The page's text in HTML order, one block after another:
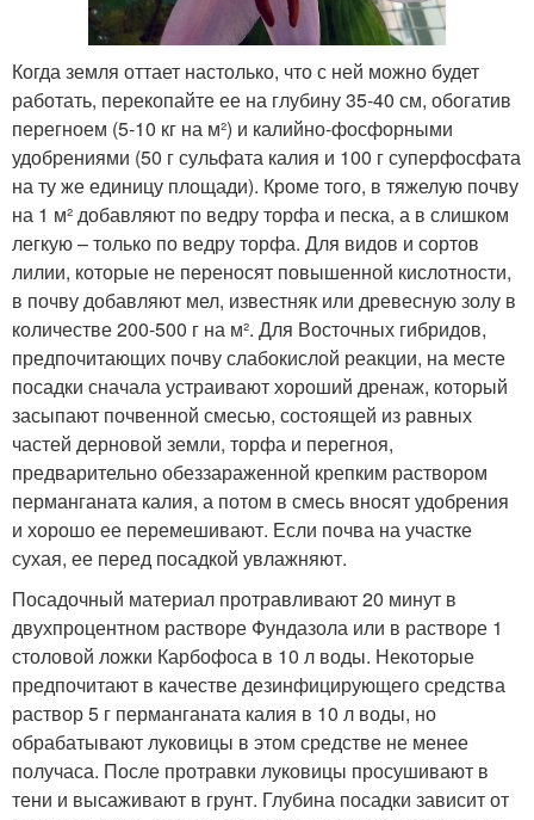
Когда земля оттает настолько, что с ней можно будет
работать, перекопайте ее на глубину 35-40 см, обогатив
перегноем (5-10 кг на м²) и калийно-фосфорными
удобрениями (50 г сульфата калия и 100 г суперфосфата
на ту же единицу площади). Кроме того, в тяжелую почву
на 1 м² добавляют по ведру торфа и песка, а в слишком
легкую – только по ведру торфа. Для видов и сортов
лилии, которые не переносят повышенной кислотности,
в почву добавляют мел, известняк или древесную золу в
количестве 200-500 г на м². Для Восточных гибридов,
предпочитающих почву слабокислой реакции, на месте
посадки сначала устраивают хороший дренаж, который
засыпают почвенной смесью, состоящей из равных
частей дерновой земли, торфа и перегноя,
предварительно обеззараженной крепким раствором
перманганата калия, а потом в смесь вносят удобрения
и хорошо ее перемешивают. Если почва на участке
сухая, ее перед посадкой увлажняют.
Посадочный материал протравливают 20 минут в
двухпроцентном растворе Фундазола или в растворе 1
столовой ложки Карбофоса в 10 л воды. Некоторые
предпочитают в качестве дезинфицирующего средства
раствор 5 г перманганата калия в 10 л воды, но
обрабатывают луковицы в этом средстве не менее
получаса. После протравки луковицы просушивают в
тени и высаживают в грунт. Глубина посадки зависит от